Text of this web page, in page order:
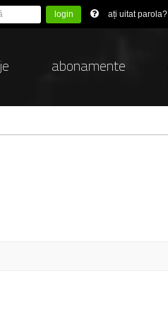
login ați uitat parola?
abonamente